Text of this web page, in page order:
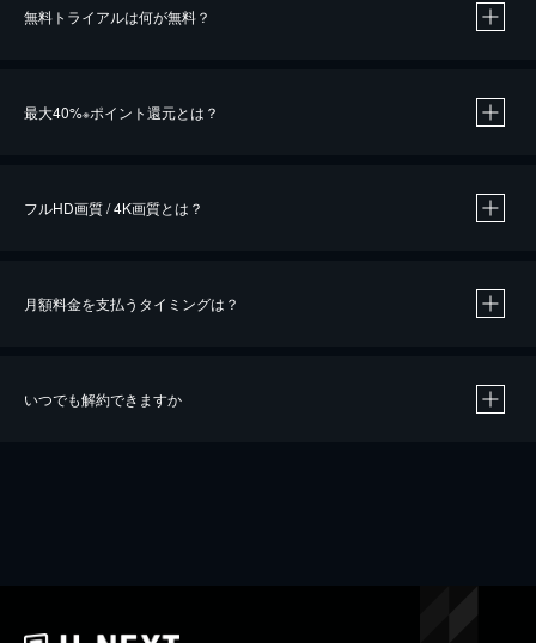
無料トライアルは何が無料？
最大40%※ポイント還元とは？
※40％ポイント還元の対象は、クレジットカード決済による作品の購入 / レンタルです。
iOSアプリのUコイン決済による作品の購入 / レンタルは、20％のポイント還元です。
フルHD画質 / 4K画質とは？
月額料金を支払うタイミングは？
いつでも解約できますか